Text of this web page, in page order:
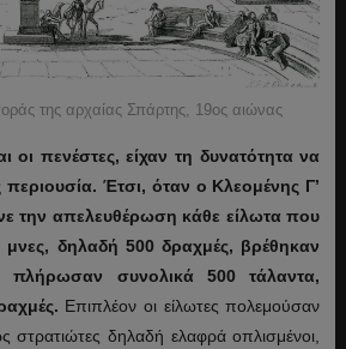
της αρχαίας Σπάρτης, 19ος αιώνας
οι πενέστες, είχαν τη δυνατότητα να
περιουσία. Έτσι, όταν ο Κλεομένης Γ’
την απελευθέρωση κάθε είλωτα που
μνες, δηλαδή 500 δραχμές, βρέθηκαν
πλήρωσαν συνολικά 500 τάλαντα,
Επιπλέον οι είλωτες πολεμούσαν
δηλαδή ελαφρά οπλισμένοι,